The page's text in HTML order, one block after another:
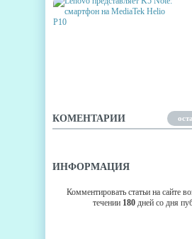
КОМЕНТАРИИ
ИНФОРМАЦИЯ
Комментировать статьи на сайте
течении 180 дней со дня